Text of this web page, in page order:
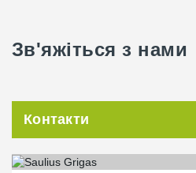
Зв'яжіться з нами
Контакти